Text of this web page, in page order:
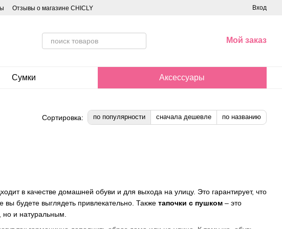
Отзывы о магазине CHICLY Вход
Мой заказ
Сумки Аксессуары
Сортировка: по популярности сначала дешевле по названию
в качестве домашней обуви и для выхода на улицу. Это гарантирует, что
вы будете выглядеть привлекательно. Также тапочки с пушком – это
но и натуральным.